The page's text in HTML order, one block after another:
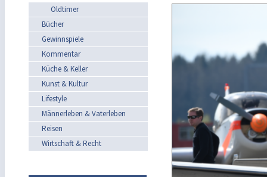
Oldtimer
Bücher
Gewinnspiele
Kommentar
Küche & Keller
Kunst & Kultur
Lifestyle
Männerleben & Vaterleben
Reisen
Wirtschaft & Recht